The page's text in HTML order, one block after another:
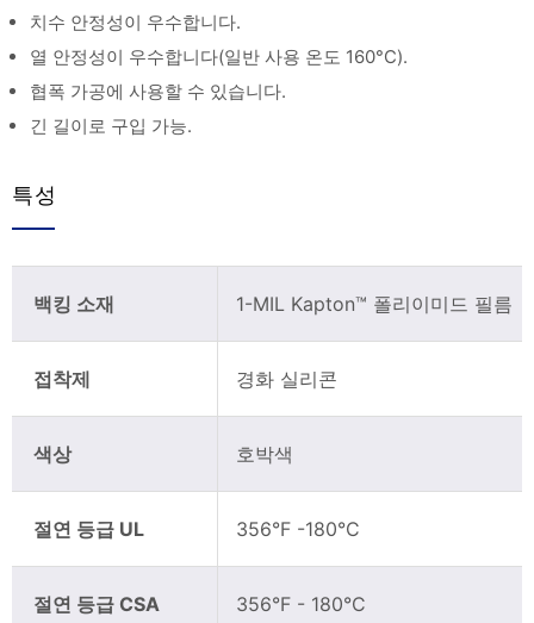
치수 안정성이 우수합니다.
열 안정성이 우수합니다(일반 사용 온도 160°C).
협폭 가공에 사용할 수 있습니다.
긴 길이로 구입 가능.
특성
백킹 소재 1-MIL Kapton™ 폴리이미드 필름
접착제 경화 실리콘
색상 호박색
절연 등급 UL 356°F -180°C
절연 등급 CSA 356°F - 180°C